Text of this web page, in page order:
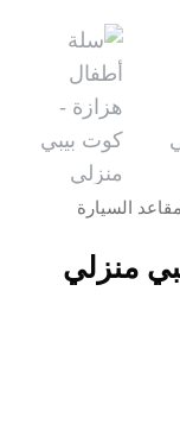
السيارة
منزلي